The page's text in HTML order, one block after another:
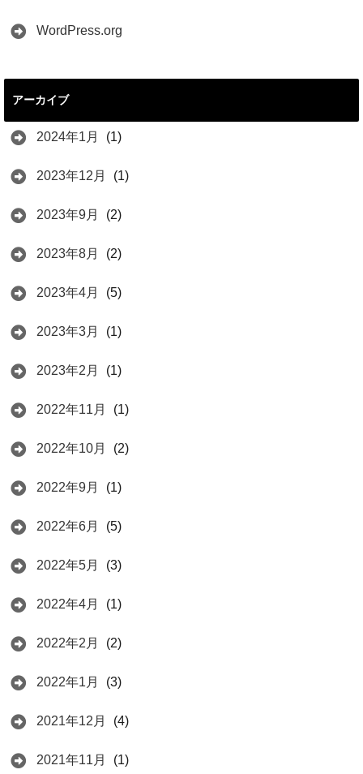
WordPress.org
アーカイブ
2024年1月 (1)
2023年12月 (1)
2023年9月 (2)
2023年8月 (2)
2023年4月 (5)
2023年3月 (1)
2023年2月 (1)
2022年11月 (1)
2022年10月 (2)
2022年9月 (1)
2022年6月 (5)
2022年5月 (3)
2022年4月 (1)
2022年2月 (2)
2022年1月 (3)
2021年12月 (4)
2021年11月 (1)